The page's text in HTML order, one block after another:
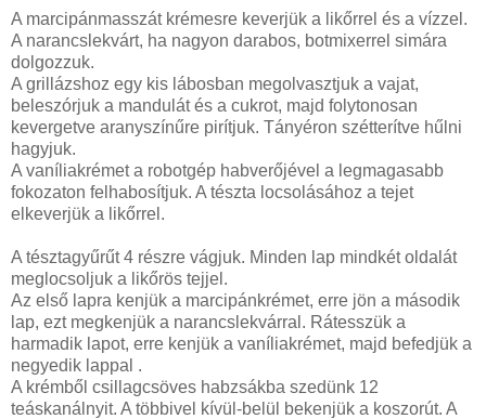
A marcipánmasszát krémesre keverjük a likőrrel és a vízzel.
A narancslekvárt, ha nagyon darabos, botmixerrel simára
dolgozzuk.
A grillázshoz egy kis lábosban megolvasztjuk a vajat,
beleszórjuk a mandulát és a cukrot, majd folytonosan
kevergetve aranyszínűre pirítjuk. Tányéron szétterítve hűlni
hagyjuk.
A vaníliakrémet a robotgép habverőjével a legmagasabb
fokozaton felhabosítjuk. A tészta locsolásához a tejet
elkeverjük a likőrrel.
A tésztagyűrűt 4 részre vágjuk. Minden lap mindkét oldalát
meglocsoljuk a likőrös tejjel.
Az első lapra kenjük a marcipánkrémet, erre jön a második
lap, ezt megkenjük a narancslekvárral. Rátesszük a
harmadik lapot, erre kenjük a vaníliakrémet, majd befedjük a
negyedik lappal .
A krémből csillagcsöves habzsákba szedünk 12
teáskanálnyit. A többivel kívül-belül bekenjük a koszorút. A